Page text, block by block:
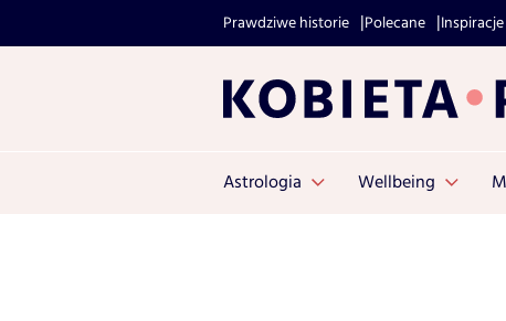
Prawdziwe historie Polecane Inspiracje
Astrologia Wellbeing